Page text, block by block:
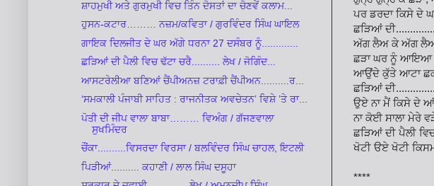
ਪਰ ਡਰਦਾ ਕਿਸੇ ਦੇ
ਛੜਿਆਂ
ਅੱਗ ਲੈਅ ਕੇ ਅੱਗ
ਛੜਾ ਘਰ ਨੂੰ ਆਇਆ
ਆਉਂਦੇ ਕੁੱਤੇ ਆਟਾ
ਛੜਿਆਂ
ਉਏ ਨਾ ਮੈਂ ਕਿਸੇ ਦੇ
ਨਾ ਕੋਈ ਸਾਲਾ ਮੇਰੇ
ਛੜਿਆਂ ਦੀ ਪੈਲੀ
ਖੋਟੀ ੳਏ ਖੋਟੀ
ਸ਼ਾਹਮੁਖੀ ਅਤੇ ਗੁਰਮੁਖੀ ਵਿਚ ਤਿੰਨ ਦੋਸਤਾਂ ਦਾ ਚੋਣਵੇਂ ਕਲਾਮ...
ਹੁਸਨ-ਕਟਾਰ……… ਨਜ਼ਮ/ਕਵਿਤਾ / ਗੁਰਵਿੰਦਰ ਸਿੰਘ ਘਾਇਲ
ਗਾਇਕ ਦਿਲਜੀਤ ਦੇ ਘਰ ਅੱਗੇ ਧਰਨਾ 27 ਦਸੰਬਰ ਨੂੰ.............
ਛੜਿਆਂ ਦੀ ਪੈਲੀ ਵਿਚ ਢੱਟਾ ਚਰੈ.......... ਲੇਖ / ਜੋਗਿੰਦ...
ਆਸਟਰੇਲੀਆ ਬਣਿਆਂ ਚੈਂਪੀਅਨਜ਼ ਟਰਾਫ਼ੀ ਚੈਂਪੀਅਨ..........ਰ...
‘ਸਮਕਾਲੀ ਪੰਜਾਬੀ ਸਾਹਿਤ : ਰਾਜਨੀਤਕ ਅਵਚੇਤਨ’ ਵਿਸ਼ੇ ’ਤੇ ਰਾ...
ਪੋਤੀ ਦੀ ਜੀਪ ਵਾਲਾ ਬਾਬਾ……… ਵਿਅੰਗ / ਗੱਜਣਵਾਲਾ
ਸੁਖਮਿੰਦਰ
ਚੌਂਕਾ..........ਵਿਸਰਦਾ ਵਿਰਸਾ / ਬਲਵਿੰਦਰ ਸਿੰਘ ਚਾਹਲ, ਇਟਲੀ
ਪਿੜੀਆਂ.......... ਕਹਾਣੀ / ਲਾਲ ਸਿੰਘ ਦਸੂਹਾ